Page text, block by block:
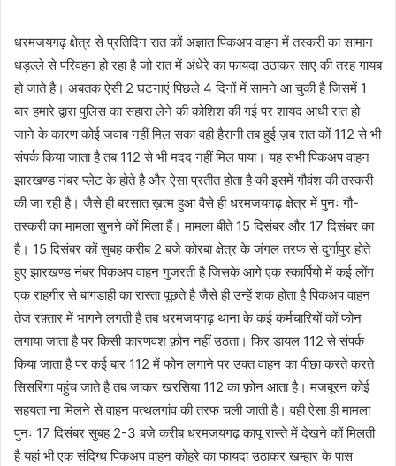
धरमजयगढ़ क्षेत्र से प्रतिदिन रात कों अज्ञात पिकअप वाहन में तस्करी का सामान
धड़ल्ले से परिवहन हो रहा है जो रात में अंधेरे का फायदा उठाकर साए की तरह गायब
हो जाते है। अबतक ऐसी 2 घटनाएं पिछले 4 दिनों में सामने आ चुकी है जिसमें 1
बार हमारे द्वारा पुलिस का सहारा लेने की कोशिश की गई पर शायद आधी रात हो
जाने के कारण कोई जवाब नहीं मिल सका वही हैरानी तब हुई ज़ब रात कों 112 से भी
संपर्क किया जाता है तब 112 से भी मदद नहीं मिल पाया। यह सभी पिकअप वाहन
झारखण्ड नंबर प्लेट के होते है और ऐसा प्रतीत होता है की इसमें गौवंश की तस्करी
की जा रही है। जैसे ही बरसात ख़त्म हुआ वैसे ही धरमजयगढ़ क्षेत्र में पुनः गौ-
तस्करी का मामला सुनने कों मिला हैं। मामला बीते 15 दिसंबर और 17 दिसंबर का
है। 15 दिसंबर कों सुबह करीब 2 बजे कोरबा क्षेत्र के जंगल तरफ से दुर्गापुर होते
हुए झारखण्ड नंबर पिकअप वाहन गुजरती है जिसके आगे एक स्कार्पियो में कई लोंग
एक राहगीर से बागडाही का रास्ता पूछते है जैसे ही उन्हें शक होता है पिकअप वाहन
तेज रफ़्तार में भागने लगती है तब धरमजयगढ़ थाना के कई कर्मचारियों कों फोन
लगाया जाता है पर किसी कारणवश फ़ोन नहीं उठता। फिर डायल 112 से संपर्क
किया जाता है पर कई बार 112 में फोन लगाने पर उक्त वाहन का पीछा करते करते
सिसरिंगा पहुंच जाते है तब जाकर खरसिया 112 का फ़ोन आता है। मजबूरन कोई
सहयता ना मिलने से वाहन पत्थलगांव की तरफ चली जाती है। वही ऐसा ही मामला
पुनः 17 दिसंबर सुबह 2-3 बजे करीब धरमजयगढ़ कापू रास्ते में देखने कों मिलती
है यहां भी एक संदिग्ध पिकअप वाहन कोहरे का फायदा उठाकर खम्हार के पास